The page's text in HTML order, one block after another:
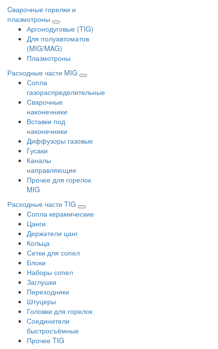
Cварочные горелки и
плазмотроны
Аргонодуговые (TIG)
Для полуавтоматов
(MIG/MAG)
Плазмотроны
Расходные части MIG
Сопла
газораспределительные
Сварочные
наконечники
Вставки под
наконечники
Диффузоры газовые
Гусаки
Каналы
направляющие
Прочее для горелок
MIG
Расходные части TIG
Сопла керамические
Цанги
Держатели цанг
Кольца
Сетки для сопел
Блоки
Наборы сопел
Заглушки
Переходники
Штуцеры
Головки для горелок
Соединители
быстросъёмные
Прочее TIG